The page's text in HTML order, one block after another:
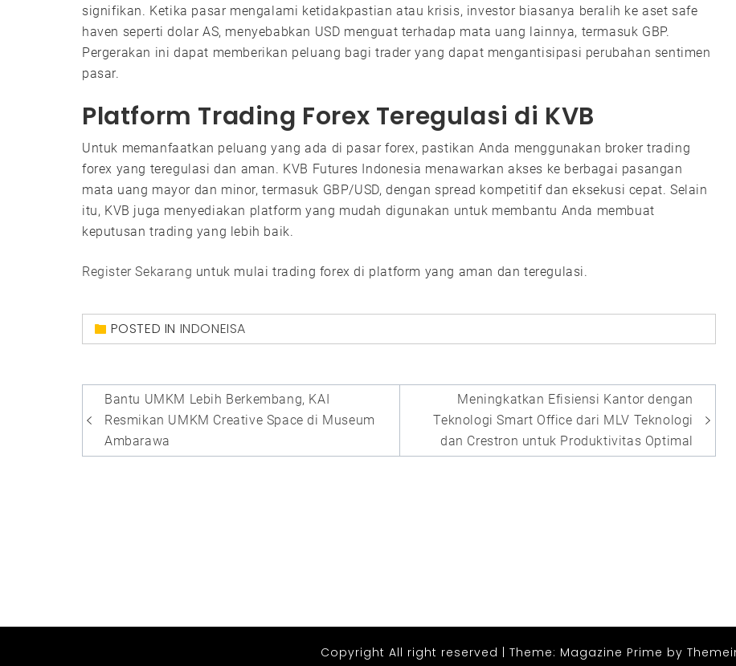
signifikan. Ketika pasar mengalami ketidakpastian atau krisis, investor biasanya beralih ke aset safe
haven seperti dolar AS, menyebabkan USD menguat terhadap mata uang lainnya, termasuk GBP.
Pergerakan ini dapat memberikan peluang bagi trader yang dapat mengantisipasi perubahan sentimen
pasar.
Platform Trading Forex Teregulasi di KVB
Untuk memanfaatkan peluang yang ada di pasar forex, pastikan Anda menggunakan broker trading
forex yang teregulasi dan aman. KVB Futures Indonesia menawarkan akses ke berbagai pasangan
mata uang mayor dan minor, termasuk GBP/USD, dengan spread kompetitif dan eksekusi cepat. Selain
itu, KVB juga menyediakan platform yang mudah digunakan untuk membantu Anda membuat
keputusan trading yang lebih baik.
Register Sekarang untuk mulai trading forex di platform yang aman dan teregulasi.
POSTED IN INDONEISA
Post
navigation
Bantu UMKM Lebih Berkembang, KAI
Resmikan UMKM Creative Space di Museum
Ambarawa
Meningkatkan Efisiensi Kantor dengan
Teknologi Smart Office dari MLV Teknologi
dan Crestron untuk Produktivitas Optimal
Copyright All right reserved Theme: Magazine Prime by